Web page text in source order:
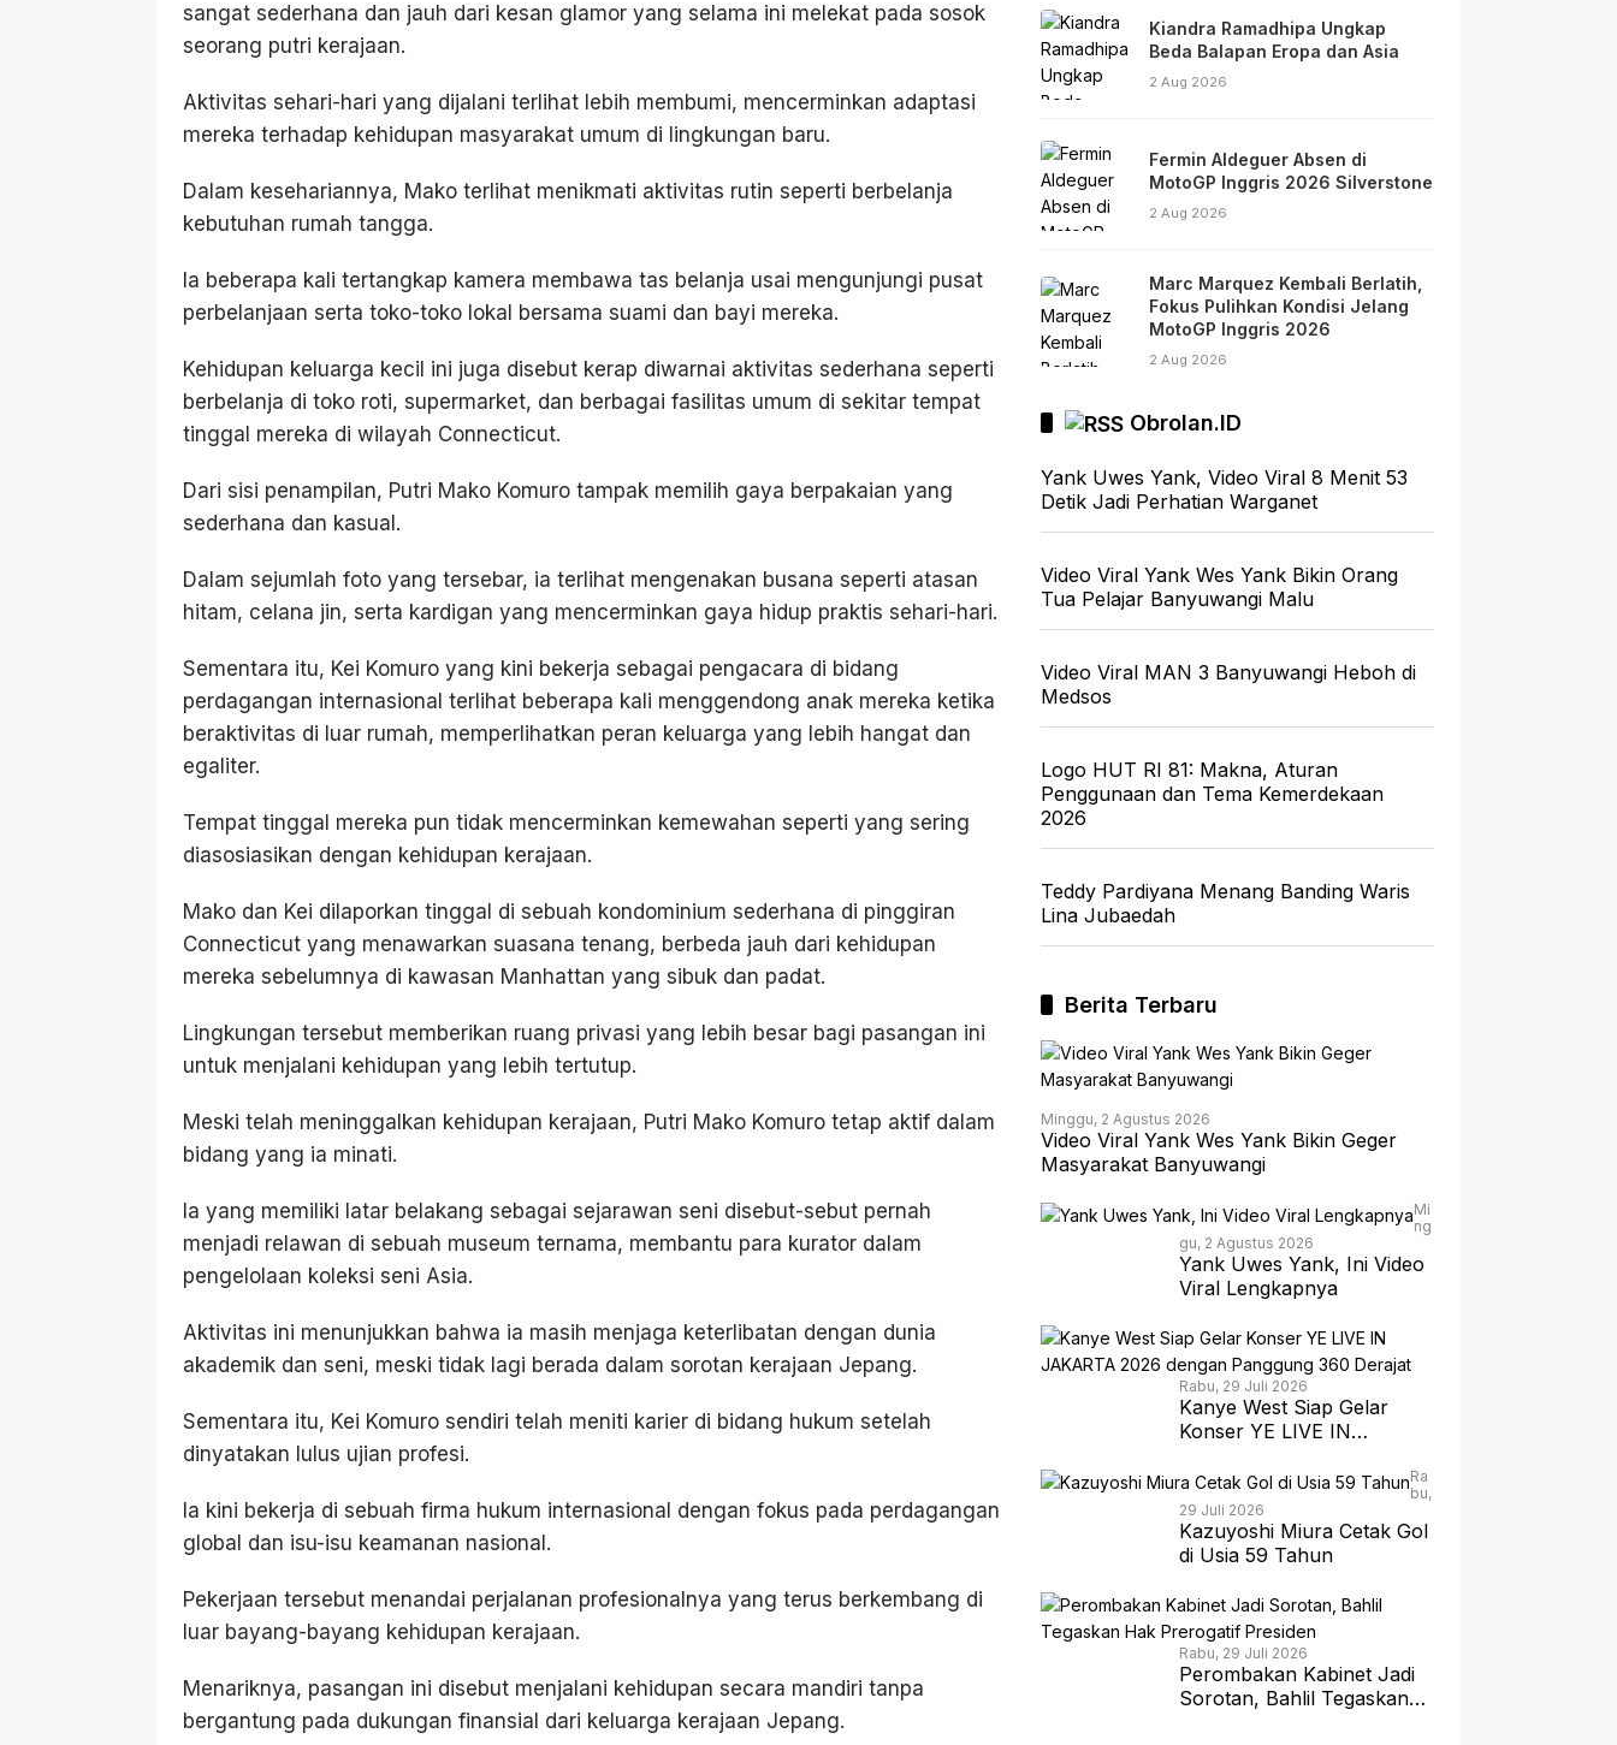
sangat sederhana dan jauh dari kesan glamor yang selama ini melekat pada sosok
seorang putri kerajaan.
Aktivitas sehari-hari yang dijalani terlihat lebih membumi, mencerminkan adaptasi
mereka terhadap kehidupan masyarakat umum di lingkungan baru.
Dalam kesehariannya, Mako terlihat menikmati aktivitas rutin seperti berbelanja
kebutuhan rumah tangga.
Ia beberapa kali tertangkap kamera membawa tas belanja usai mengunjungi pusat
perbelanjaan serta toko-toko lokal bersama suami dan bayi mereka.
Kehidupan keluarga kecil ini juga disebut kerap diwarnai aktivitas sederhana seperti
berbelanja di toko roti, supermarket, dan berbagai fasilitas umum di sekitar tempat
tinggal mereka di wilayah Connecticut.
Dari sisi penampilan, Putri Mako Komuro tampak memilih gaya berpakaian yang
sederhana dan kasual.
Dalam sejumlah foto yang tersebar, ia terlihat mengenakan busana seperti atasan
hitam, celana jin, serta kardigan yang mencerminkan gaya hidup praktis sehari-hari.
Sementara itu, Kei Komuro yang kini bekerja sebagai pengacara di bidang
perdagangan internasional terlihat beberapa kali menggendong anak mereka ketika
beraktivitas di luar rumah, memperlihatkan peran keluarga yang lebih hangat dan
egaliter.
Tempat tinggal mereka pun tidak mencerminkan kemewahan seperti yang sering
diasosiasikan dengan kehidupan kerajaan.
Mako dan Kei dilaporkan tinggal di sebuah kondominium sederhana di pinggiran
Connecticut yang menawarkan suasana tenang, berbeda jauh dari kehidupan
mereka sebelumnya di kawasan Manhattan yang sibuk dan padat.
Lingkungan tersebut memberikan ruang privasi yang lebih besar bagi pasangan ini
untuk menjalani kehidupan yang lebih tertutup.
Meski telah meninggalkan kehidupan kerajaan, Putri Mako Komuro tetap aktif dalam
bidang yang ia minati.
Ia yang memiliki latar belakang sebagai sejarawan seni disebut-sebut pernah
menjadi relawan di sebuah museum ternama, membantu para kurator dalam
pengelolaan koleksi seni Asia.
Aktivitas ini menunjukkan bahwa ia masih menjaga keterlibatan dengan dunia
akademik dan seni, meski tidak lagi berada dalam sorotan kerajaan Jepang.
Sementara itu, Kei Komuro sendiri telah meniti karier di bidang hukum setelah
dinyatakan lulus ujian profesi.
Ia kini bekerja di sebuah firma hukum internasional dengan fokus pada perdagangan
global dan isu-isu keamanan nasional.
Pekerjaan tersebut menandai perjalanan profesionalnya yang terus berkembang di
luar bayang-bayang kehidupan kerajaan.
Menariknya, pasangan ini disebut menjalani kehidupan secara mandiri tanpa
bergantung pada dukungan finansial dari keluarga kerajaan Jepang.
Kiandra Ramadhipa Ungkap
Beda Balapan Eropa dan Asia
2 Aug 2026
Fermin Aldeguer Absen di
MotoGP Inggris 2026 Silverstone
2 Aug 2026
Marc Marquez Kembali Berlatih,
Fokus Pulihkan Kondisi Jelang
MotoGP Inggris 2026
2 Aug 2026
Obrolan.ID
Yank Uwes Yank, Video Viral 8 Menit 53
Detik Jadi Perhatian Warganet
Video Viral Yank Wes Yank Bikin Orang
Tua Pelajar Banyuwangi Malu
Video Viral MAN 3 Banyuwangi Heboh di
Medsos
Logo HUT RI 81: Makna, Aturan
Penggunaan dan Tema Kemerdekaan
2026
Teddy Pardiyana Menang Banding Waris
Lina Jubaedah
Berita Terbaru
Minggu, 2 Agustus 2026
Video Viral Yank Wes Yank Bikin Geger
Masyarakat Banyuwangi
Mi
ng
gu, 2 Agustus 2026
Yank Uwes Yank, Ini Video
Viral Lengkapnya
Rabu, 29 Juli 2026
Kanye West Siap Gelar
Konser YE LIVE IN
Panggung 360 Derajat
Ra
bu,
29 Juli 2026
Kazuyoshi Miura Cetak Gol
di Usia 59 Tahun
Rabu, 29 Juli 2026
Perombakan Kabinet Jadi
Sorotan, Bahlil Tegaskan